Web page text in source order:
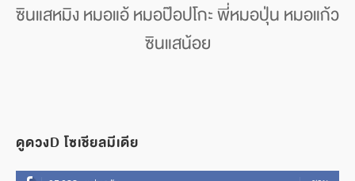
ซินแสหมิง หมอแอ้ หมอป๊อปโกะ พี่หมอปุ่น หมอแก้ว
ซินแสน้อย
ดูดวงD โซเชียลมีเดีย